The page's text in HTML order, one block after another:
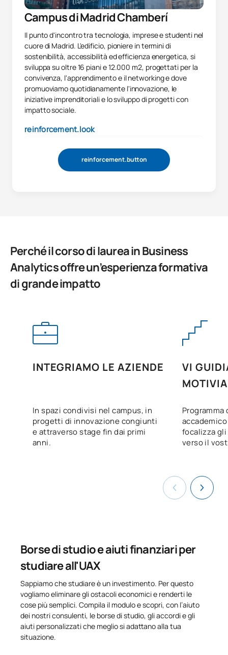
C0421337
Modelli di previsione delle
vendite / Sales Forecasting
OP
C0421338
Piano di marketing /
Marketing Plan
OP
C0421339
Commercio internazionale /
International Trade
OP
International Economics
*Carattere: FB:Formazione di base, Ob: Obbligatorio, Op:
Opzionale
Campus di Madrid Chamberí
Il punto d'incontro tra tecnologia, imprese e studenti nel
cuore di Madrid. L'edificio, pioniere in termini di
sostenibilità, accessibilità ed efficienza energetica, si
sviluppa su oltre 16 piani e 12.000 m2, progettati per la
convivenza, l'apprendimento e il networking e dove
promuoviamo quotidianamente l'innovazione, le
iniziative imprenditoriali e lo sviluppo di progetti con
impatto sociale.
reinforcement.look
reinforcement.button
Perché il corso di laurea in Business
Analytics offre un’esperienza formativa
di grande impatto
INTEGRIAMO LE AZIENDE
In spazi condivisi nel campus, in
progetti di innovazione congiunti
e attraverso stage fin dai primi
anni.
VI
focalizza
verso il
Borse di studio e aiuti finanziari per
studiare all'UAX
Sappiamo che studiare è un investimento. Per questo
vogliamo eliminare gli ostacoli economici e renderti le
cose più semplici. Compila il modulo e scopri, con l’aiuto
dei nostri consulenti, le borse di studio, gli accordi e gli
aiuti personalizzati che meglio si adattano alla tua
situazione.